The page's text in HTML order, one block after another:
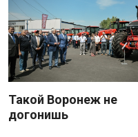
Такой Воронеж не
догонишь